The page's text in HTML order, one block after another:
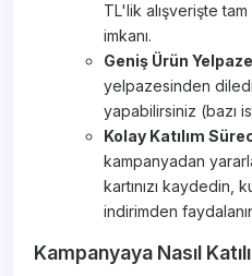
TL'lik alışverişte
imkanı.
Geniş Ürün
yelpazesinden
yapabilirsiniz (bazı
Kolay Katılım
kampanyadan
kartınızı kaydedin,
indirimden
Kampanyaya Nasıl